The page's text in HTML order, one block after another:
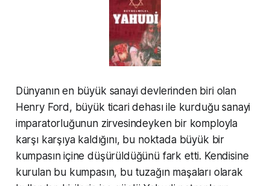
Dünyanın en büyük sanayi devlerinden biri olan
Henry Ford, büyük ticari dehası ile kurduğu sanayi
imparatorluğunun zirvesindeyken bir komployla
karşı karşıya kaldığını, bu noktada büyük bir
kumpasın içine düşürüldüğünü fark etti. Kendisine
kurulan bu kumpasın, bu tuzağın maşaları olarak